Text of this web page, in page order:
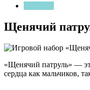
Щенячий
«Щенячий патруль» —
сердца как мальчиков,